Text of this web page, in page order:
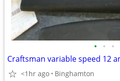
• • •
<1hr ago Binghamton